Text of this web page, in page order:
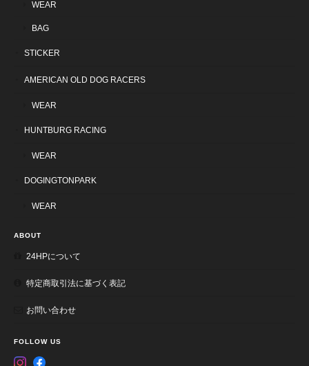
WEAR
BAG
STICKER
AMERICAN OLD DOG RACERS
WEAR
HUNTBURG RACING
WEAR
DOGINGTONPARK
WEAR
ABOUT
24HPについて
特定商取引法に基づく表記
お問い合わせ
FOLLOW US